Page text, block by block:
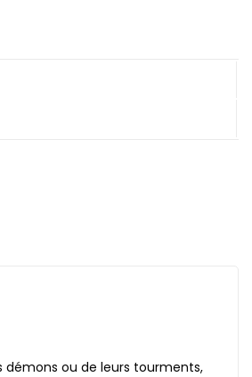
démons ou de leurs tourments,